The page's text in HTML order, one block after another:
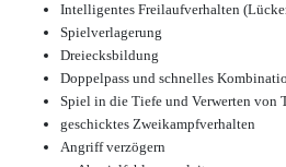
Intelligentes Freilaufverhalten
Spielverlagerung
Dreiecksbildung
Doppelpass und schnelles
Spiel in die Tiefe und Verwerten von
geschicktes Zweikampfverhalten
Angriff verzögern